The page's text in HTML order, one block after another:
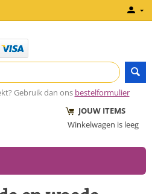
Gebruik dan ons bestelformulier
JOUW ITEMS
Winkelwagen is leeg